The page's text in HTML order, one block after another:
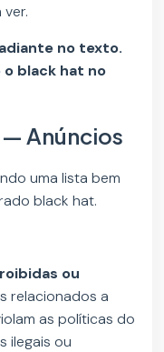
no texto.
black hat no
Anúncios
uma lista bem
black hat.
ou
relacionados a
as políticas do
ilegais ou